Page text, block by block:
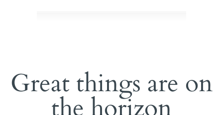
Great things are on
the horizon